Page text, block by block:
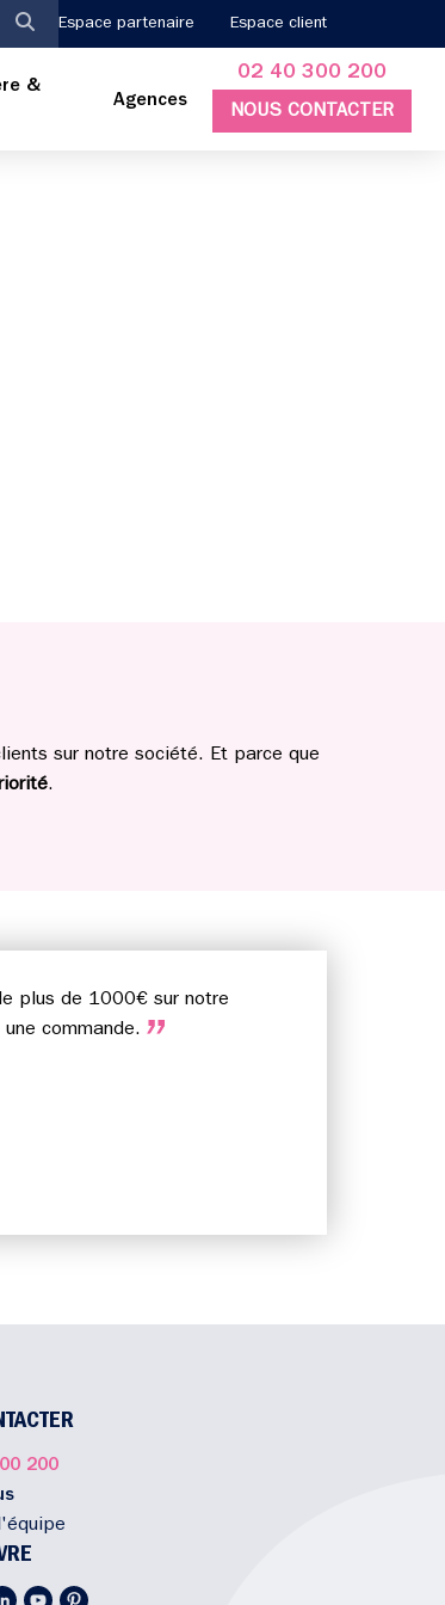
Espace partenaire Espace client
&
Agences
02 40 300 200
NOUS CONTACTER
sur notre société. Et parce que
.
plus de 1000€ sur notre
commande.
200